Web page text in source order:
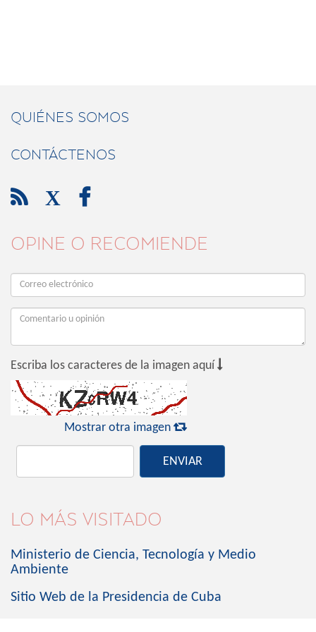
QUIÉNES SOMOS
CONTÁCTENOS
 X 
OPINE O RECOMIENDE
Escriba los caracteres de la imagen aquí 
Mostrar otra imagen 
ENVIAR
LO MÁS VISITADO
Ministerio de Ciencia, Tecnología y Medio
Ambiente
Sitio Web de la Presidencia de Cuba